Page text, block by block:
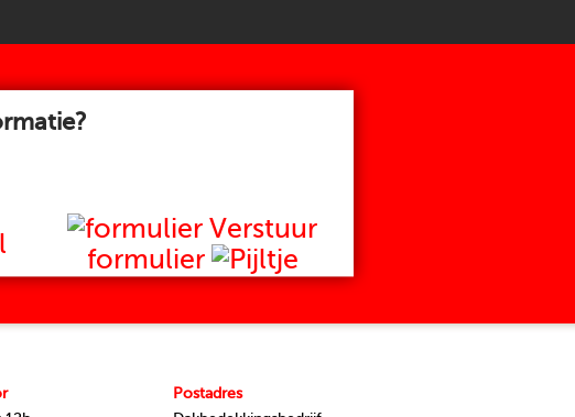
Verstuur
formulier
Postadres